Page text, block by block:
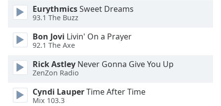
window.
Escape
cancel
and
close
EurythmicsSweet Dreams
93.1 The Buzz
Bon Jovi Livin' On a Prayer
92.1 The Axe
Rick Astley Never Gonna Give You Up
ZenZon Radio
Cyndi LauperTime After Time
Mix 103.3